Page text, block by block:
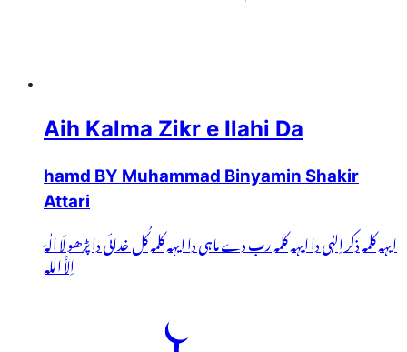
Aih Kalma Zikr e Ilahi Da
hamd BY Muhammad Binyamin Shakir
Attari
ایہہ کلمہ ذکر اِلہٰی دا ایہہ کلمہ رب دے ماہی دا ایہہ کلمہ کُل خدائی دا پڑھو لَا الٰہَ
اِلاَّ اللہ